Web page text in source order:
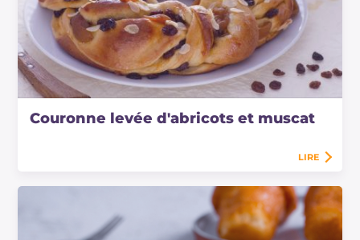
Couronne levée d'abricots et muscat
LIRE